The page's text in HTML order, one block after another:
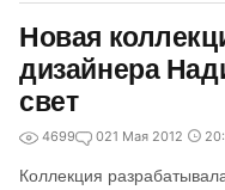
Новая
дизайнера
свет
4699 021 Мая 2012
Коллекция